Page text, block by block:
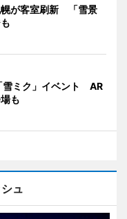
幌が客室刷新 「雪景
雪ミク」イベント AR
も
ュ